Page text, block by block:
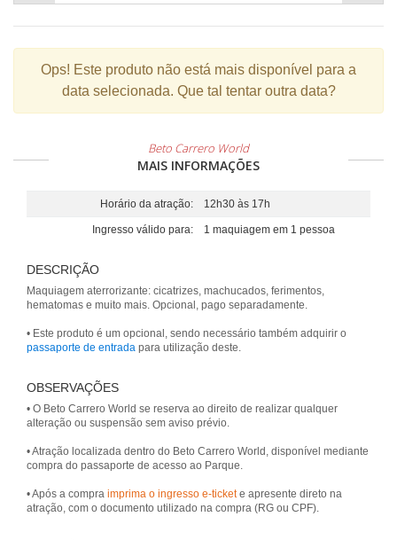
Ops! Este produto não está mais disponível para a
data selecionada. Que tal tentar outra data?
Beto Carrero World
MAIS INFORMAÇÕES
Horário da atração: 12h30 às 17h
Ingresso válido para: 1 maquiagem em 1 pessoa
DESCRIÇÃO
Maquiagem aterrorizante: cicatrizes, machucados, ferimentos,
hematomas e muito mais. Opcional, pago separadamente.
• Este produto é um opcional, sendo necessário também adquirir o
passaporte de entrada para utilização deste.
OBSERVAÇÕES
• O Beto Carrero World se reserva ao direito de realizar qualquer
alteração ou suspensão sem aviso prévio.
• Atração localizada dentro do Beto Carrero World, disponível mediante
compra do passaporte de acesso ao Parque.
• Após a compra imprima o ingresso e-tickete apresente direto na
atração, com o documento utilizado na compra (RG ou CPF).